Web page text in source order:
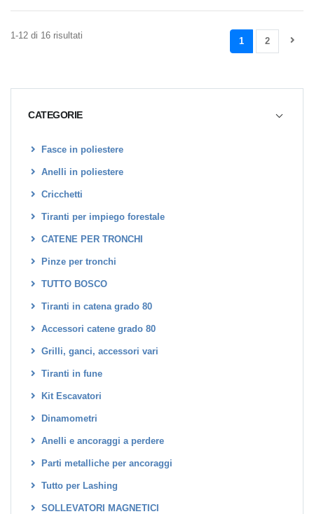
CATEGORIE
Fasce in poliestere
Anelli in poliestere
Cricchetti
Tiranti per impiego forestale
CATENE PER TRONCHI
Pinze per tronchi
TUTTO BOSCO
Tiranti in catena grado 80
Accessori catene grado 80
Grilli, ganci, accessori vari
Tiranti in fune
Kit Escavatori
Dinamometri
Anelli e ancoraggi a perdere
Parti metalliche per ancoraggi
Tutto per Lashing
SOLLEVATORI MAGNETICI
1-12 di 16 risultati
1 2